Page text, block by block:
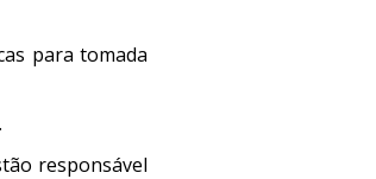
para tomada
responsável